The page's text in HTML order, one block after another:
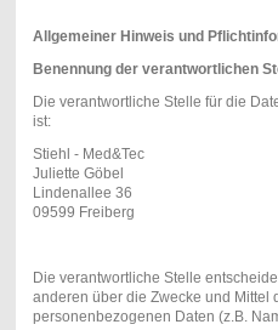
Allgemeiner Hinweis und
Benennung der verantwortlichen
Die verantwortliche Stelle für die
ist:
Stiehl - Med&Tec
Juliette Göbel
Lindenallee 36
09599 Freiberg
Die verantwortliche Stelle
anderen über die Zwecke und Mittel
personenbezogenen Daten (z.B.